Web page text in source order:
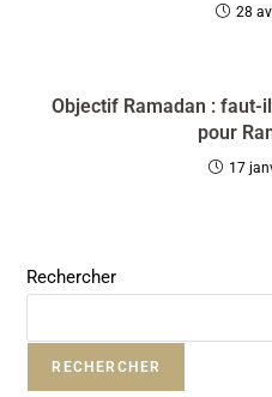
28
Objectif Ramadan :
pour
17
Rechercher
RECHERCHER